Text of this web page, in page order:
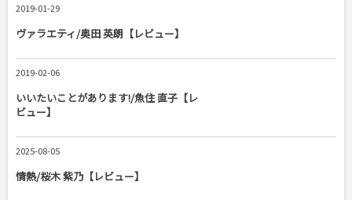
2019-01-29
ヴァラエティ/奥田 英朗【レビュー】
2019-02-06
いいたいことがあります!/魚住 直子【レ
ビュー】
2025-08-05
情熱/桜木 紫乃【レビュー】